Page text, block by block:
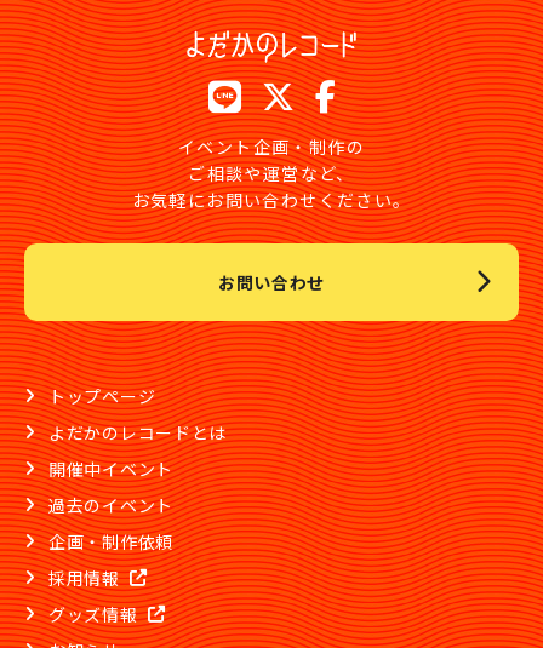
イベント企画・制作の
ご相談や運営など、
お気軽にお問い合わせください。
お問い合わせ
トップページ
よだかのレコードとは
開催中イベント
過去のイベント
企画・制作依頼
採用情報
グッズ情報